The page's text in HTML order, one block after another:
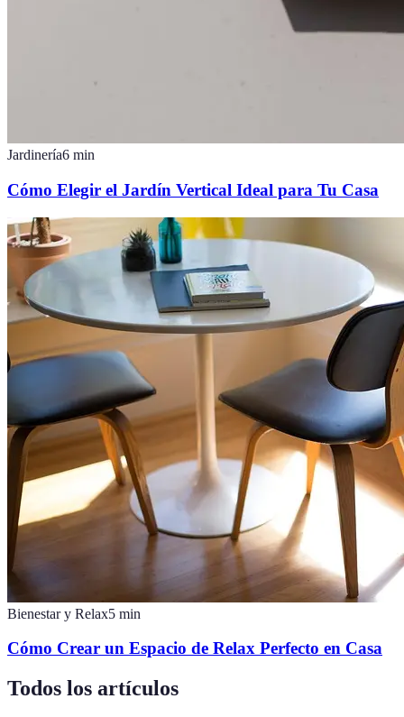
Jardinería6 min
Cómo Elegir el Jardín Vertical Ideal para Tu Casa
Bienestar y Relax5 min
Cómo Crear un Espacio de Relax Perfecto en Casa
Todos los artículos